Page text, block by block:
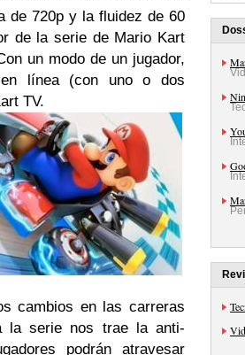
de 720p y la fluidez de 60
de la serie de Mario Kart
un modo de un jugador,
en línea (con uno o dos
TV.
cambios en las carreras
la serie nos trae la anti-
podrán atravesar